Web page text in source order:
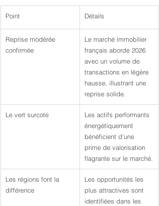
Point Détails
Reprise modérée
confirmée
Le marché immobilier
français aborde 2026
avec un volume de
transactions en légère
hausse, illustrant une
reprise solide.
Le vert surcote
Les actifs performants
énergétiquement
bénéficient d’une
prime de valorisation
flagrante sur le marché.
Les régions font la
différence
Les opportunités les
plus attractives sont
identifiées dans les